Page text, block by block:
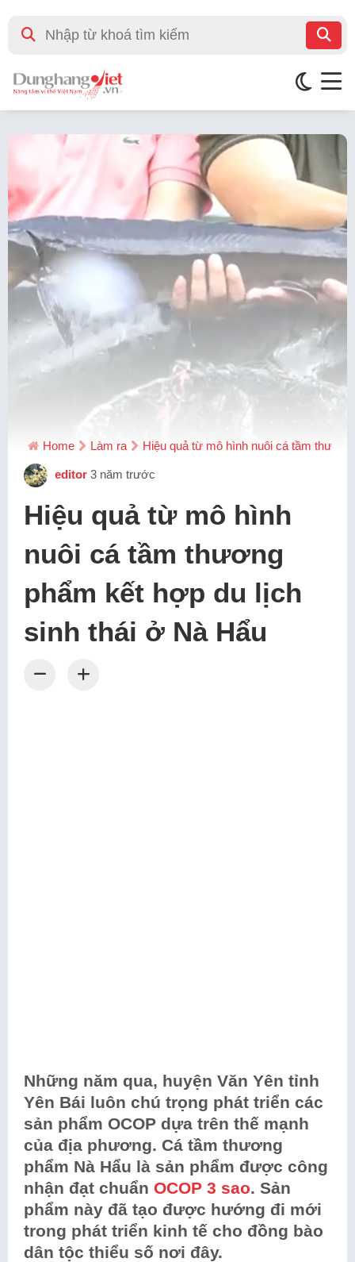
Home Làm ra Hiệu quả từ mô hình nuôi cá tầm
editor 3 năm trước
Hiệu quả từ mô hình
nuôi cá tầm thương
phẩm kết hợp du lịch
sinh thái ở Nà Hẩu
Những năm qua, huyện Văn Yên tỉnh
Yên Bái luôn chú trọng phát triển các
sản phẩm OCOP dựa trên thế mạnh
của địa phương. Cá tầm thương
phẩm Nà Hẩu là sản phẩm được công
nhận đạt chuẩn OCOP 3 sao. Sản
phẩm này đã tạo được hướng đi mới
trong phát triển kinh tế cho đồng bào
dân tộc thiểu số nơi đây.